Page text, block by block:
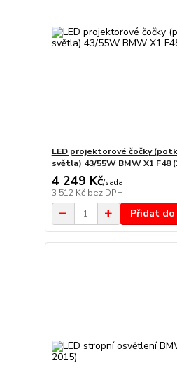
LED projektorové čočky
světla) 43/55W BMW X1 F48
4 249 Kč/sada
3 512 Kč bez DPH
Přidat do